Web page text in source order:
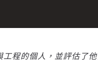
程的個人，並評估了